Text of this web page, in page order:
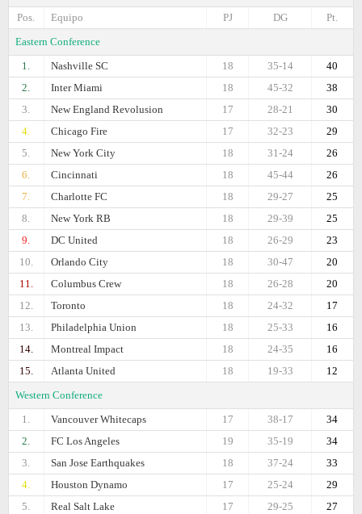
Pos.
Equipo Pt.
DG
PJ
Eastern Conference
1.
Nashville SC 40
35-14
18
2.
Inter Miami 38
45-32
18
3.
New England Revolusion 30
28-21
17
4.
Chicago Fire 29
32-23
17
5.
New York City 26
31-24
18
6.
Cincinnati 26
45-44
18
7.
Charlotte FC 25
29-27
18
8.
New York RB 25
29-39
18
9.
DC United 23
26-29
18
10.
Orlando City 20
30-47
18
11.
Columbus Crew 20
26-28
18
12.
Toronto 17
24-32
18
13.
Philadelphia Union 16
25-33
18
14.
Montreal Impact 16
24-35
18
15.
Atlanta United 12
19-33
18
Western Conference
1.
Vancouver Whitecaps 34
38-17
17
2.
FC Los Angeles 34
35-19
19
3.
San Jose Earthquakes 33
37-24
18
4.
Houston Dynamo 29
25-24
17
5.
Real Salt Lake 27
29-25
17